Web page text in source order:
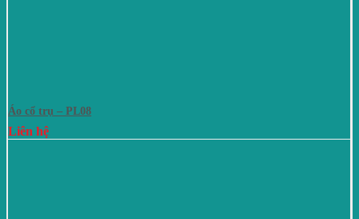
Áo cổ trụ – PL08
Liên hệ